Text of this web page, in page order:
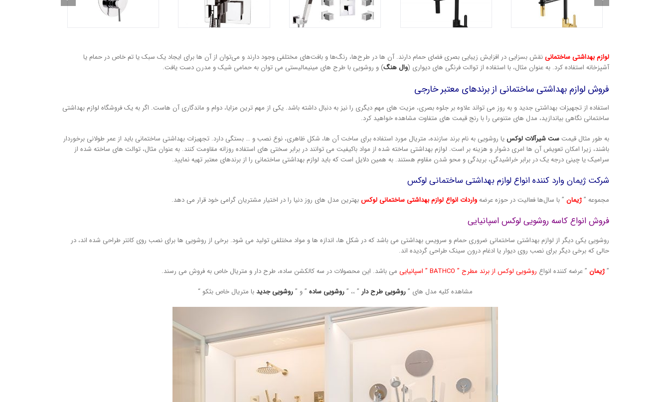
لوازم بهداشتی ساختمانینقش بسزایی در افزایش زیبایی بصری فضای حمام دارند. آن ها در طرح‌ها، رنگ‌ها و بافت‌های مختلفی وجود دارند و می‌توان از آن ها برای ایجاد یک سبک یا تم خاص در حمام یا
آشپزخانه استفاده کرد. به عنوان مثال، با استفاده از توالت فرنگی های دیواری (وال هنگ) و روشویی با طرح های مینیمالیستی می توان به حمامی شیک و مدرن دست یافت.
فروش لوازم بهداشتی ساختمانی از برندهای معتبر خارجی
استفاده از تجهیزات بهداشتی جدید و به روز می تواند علاوه بر جلوه بصری، مزیت های مهم دیگری را نیز به دنبال داشته باشد. یکی از مهم ترین مزایا، دوام و ماندگاری آن هاست. اگر به یک فروشگاه لوازم بهداشتی
ساختمانی نگاهی بیاندازید، مدل های متنوعی را با رنج قیمت های متفاوت مشاهده خواهید کرد.
به طور مثال قیمت ست شیرآلات لوکس یا روشویی به نام برند سازنده، متریال مورد استفاده برای ساخت آن ها، شکل ظاهری، نوع نصب و … بستگی دارد. تجهیزات بهداشتی ساختمانی باید از عمر طولانی برخوردار
باشند، زیرا امکان تعویض آن ها امری دشوار و هزینه بر است. لوازم بهداشتی ساخته شده از مواد باکیفیت می توانند در برابر سختی های استفاده روزانه مقاومت کنند. به عنوان مثال، توالت های ساخته شده از
سرامیک یا چینی درجه یک در برابر خراشیدگی، بریدگی و محو شدن مقاوم هستند. به همین دلایل است که باید لوازم بهداشتی ساختمانی را از برندهای معتبر تهیه نمایید.
شرکت ژیمان وارد کننده انواع لوازم بهداشتی ساختمانی لوکس
مجموعه ”ژیمان” با سال‌ها فعالیت در حوزه عرضهواردات انواع لوازم بهداشتی ساختمانی لوکسبهترین مدل های روز دنیا را در اختیار مشتریان گرامی خود قرار می دهد.
فروش انواع کاسه روشویی لوکس اسپانیایی
روشویی یکی دیگر از لوازم بهداشتی ساختمانی ضروری حمام و سرویس بهداشتی می باشد که در شکل ها، اندازه ها و مواد مختلفی تولید می شود. برخی از روشویی ها برای نصب روی کانتر طراحی شده اند، در
حالی که برخی دیگر برای نصب روی دیوار یا ادغام درون سینک طراحی گردیده اند.
”ژیمان” عرضه کننده انواع روشویی لوکس از برند مطرح ” BATHCO ” اسپانیایی
می باشد. این محصولات در سه کالکشن ساده، طرح دار و متریال خاص به فروش می رسند.
مشاهده کلیه مدل های ”روشویی طرح دار ” ،، ”روشویی ساده ” و ”روشویی جدیدبا متریال خاص بثکو “